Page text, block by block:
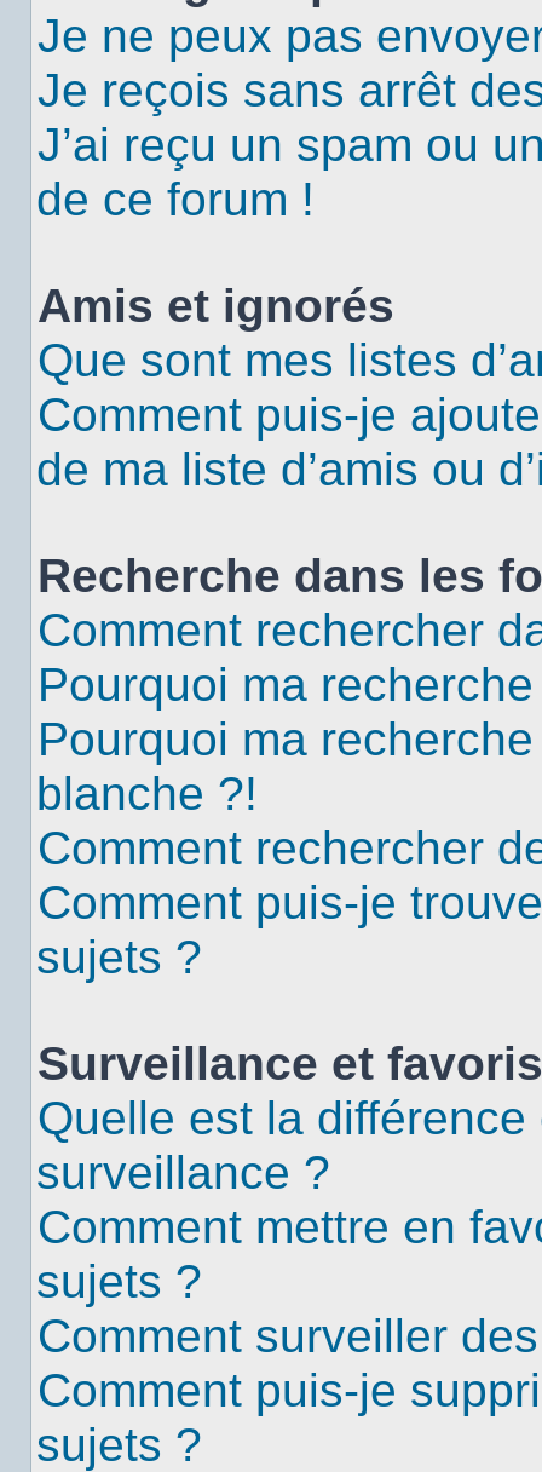
Je ne peux pas
Je reçois sans arrêt
J’ai reçu un spam ou
de ce forum !
Amis et ignorés
Que sont mes listes
Comment puis-je
de ma liste d’amis ou
Recherche dans les
Comment rechercher
Pourquoi ma
Pourquoi ma
blanche ?!
Comment rechercher
Comment puis-je
sujets ?
Surveillance et favoris
Quelle est la
surveillance ?
Comment mettre en
sujets ?
Comment surveiller
Comment puis-je
sujets ?